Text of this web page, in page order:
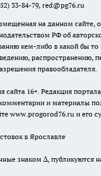
33-84-79, red@pg76.ru
на данном сайте,
РФ об
кем-либо в какой бы
распространению,
правообладателя.
сайта 16+. Редакция
и материалы
www.progorod76.ru и его
в Ярославле
знаком ∆, публикуются